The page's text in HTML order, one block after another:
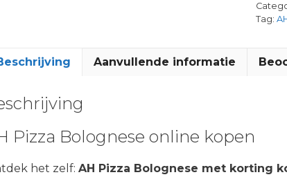
Tag:
Aanvullende informatie
Pizza Bolognese online kopen
het zelf: AH Pizza Bolognese met korting